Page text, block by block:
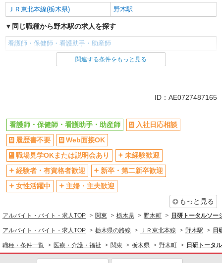
ＪＲ東北本線(栃木県) 野木駅
同じ職種から野木駅の求人を探す
看護師・保健師・看護助手・助産師
同じ雇用形態から野木駅の求人を探す
入社日応相談
履歴書不要
Web面接OK
未経験歓迎
経験者・有資格者歓迎
新卒・第二新卒歓迎
女性活躍中
主婦・主夫歓迎
フリーター歓迎
ミドル（40代～）活躍中
エルダー（50代～）活躍中
シニア（60代～）活躍中
昇給あり
週払い
週2～3日勤務OK
10時～勤務OK
16時前退社OK
関連する条件をもっと見る
ID：AE0727487165
看護師・保健師・看護助手・助産師
入社日応相談
履歴書不要
Web面接OK
職場見学OKまたは説明会あり
未経験歓迎
経験者・有資格者歓迎
新卒・第二新卒歓迎
女性活躍中
主婦・主夫歓迎
もっと見る
アルバイト・バイト・求人TOP 関東 栃木県 野木町 日研トータルソ
アルバイト・バイト・求人TOP 栃木県の路線 ＪＲ東北本線 野木駅 日
職種・条件一覧 医療・介護・福祉 関東 栃木県 野木町 日研トータ